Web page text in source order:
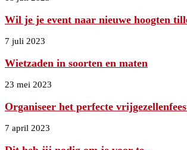
Wil je je event naar nieuwe hoogten
7 juli 2023
Wietzaden in soorten en maten
23 mei 2023
Organiseer het perfecte
7 april 2023